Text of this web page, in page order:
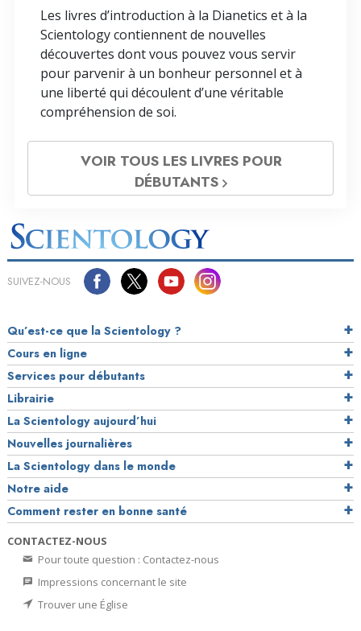
Les livres d’introduction à la Dianetics et à la
Scientology contiennent de nouvelles
découvertes dont vous pouvez vous servir
pour parvenir à un bonheur personnel et à
une liberté qui découlent d’une véritable
compréhension de soi.
VOIR TOUS LES LIVRES POUR
DÉBUTANTS
SUIVEZ-NOUS
Qu’est-ce que la Scientology ?
Cours en ligne
Services pour débutants
Librairie
La Scientology aujourd’hui
Nouvelles journalières
La Scientology dans le monde
Notre aide
Comment rester en bonne santé
CONTACTEZ-NOUS
Pour toute question : Contactez-nous
Impressions concernant le site
Trouver une Église